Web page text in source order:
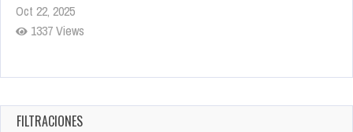
Oct 22, 2025
1337 Views
Revive el terror: El conjuro 4: Últimos ritos ya está disponible
Oct 20, 2025
FILTRACIONES